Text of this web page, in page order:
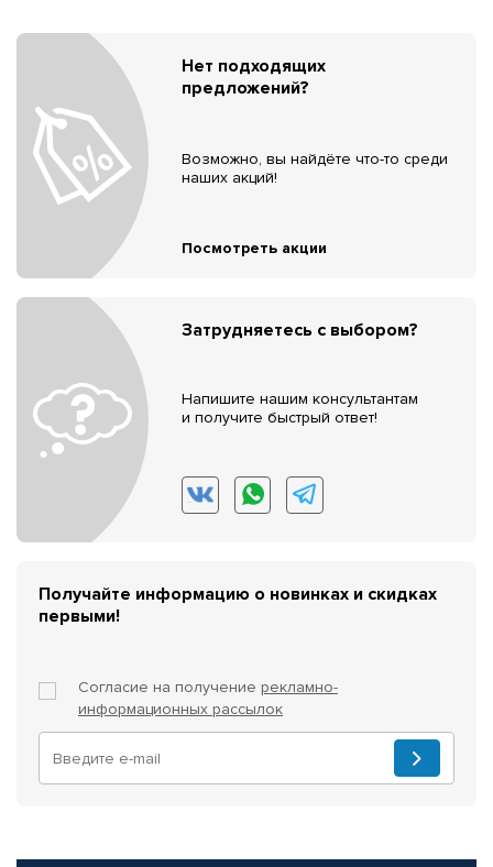
Нет подходящих
предложений?
Возможно, вы найдёте что-то среди
наших акций!
Посмотреть акции
Затрудняетесь с выбором?
Напишите нашим консультантам
и получите быстрый ответ!
Получайте информацию о новинках и скидках
первыми!
Согласие на получение рекламно-
информационных рассылок